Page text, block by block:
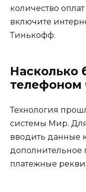
количество
включите
Тинькофф.
Насколько
телефоном
Технология
системы Мир.
вводить данные
платежные